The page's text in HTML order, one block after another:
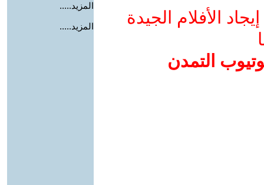
الأفلام الجيدة
التمدن
المزيد.....
المزيد.....